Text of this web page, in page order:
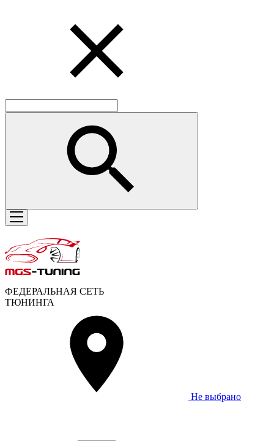
ФЕДЕРАЛЬНАЯ СЕТЬ
ТЮНИНГА
Не выбрано